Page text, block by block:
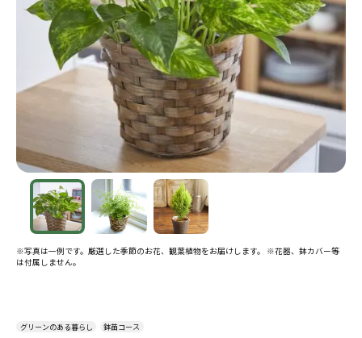
※写真は一例です。厳選した季節のお花、観葉植物をお届けします。 ※花器、鉢カバー等
は付属しません。
グリーンのある暮らし 鉢苗コース